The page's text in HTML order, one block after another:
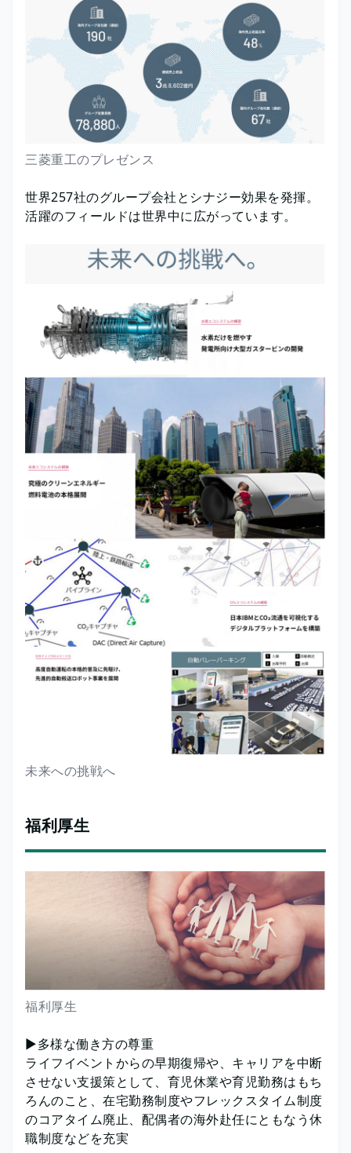
三菱重工のプレゼンス
世界257社のグループ会社とシナジー効果を発揮。
活躍のフィールドは世界中に広がっています。
未来への挑戦へ
福利厚生
福利厚生
▶多様な働き方の尊重
ライフイベントからの早期復帰や、キャリアを中断
させない支援策として、育児休業や育児勤務はもち
ろんのこと、在宅勤務制度やフレックスタイム制度
のコアタイム廃止、配偶者の海外赴任にともなう休
職制度などを充実